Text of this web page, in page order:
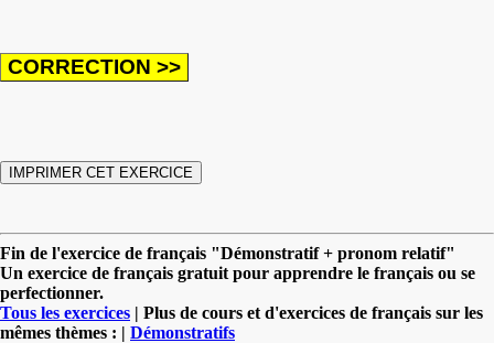
Fin de l'exercice de français "Démonstratif + pronom relatif"
Un exercice de français gratuit pour apprendre le français ou se
perfectionner.
Tous les exercices | Plus de cours et d'exercices de français sur les
mêmes thèmes : | Démonstratifs